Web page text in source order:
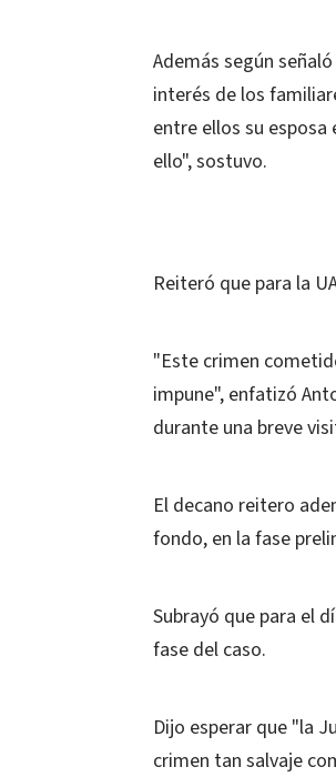
Además según
interés de los
entre ellos su
ello", sostuvo.
Reiteró que para la
"Este crimen
impune", enfatizó
durante una breve
El decano reitero
fondo, en la fase
Subrayó que para el
fase del caso.
Dijo esperar que "la
crimen tan salvaje